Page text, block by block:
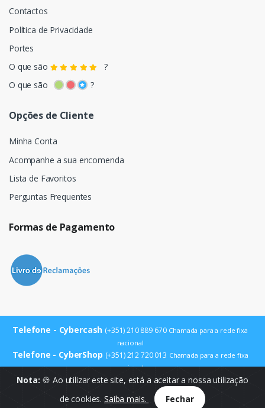
Contactos
Política de Privacidade
Portes
O que são
?
O que são
?
Opções de Cliente
Minha Conta
Acompanhe a sua encomenda
Lista de Favoritos
Perguntas Frequentes
Formas de Pagamento
Telefone - Cybercash (+351) 210 889 670 Chamada para a rede fixa
nacional
Telefone - CyberShop (+351) 212 720 013 Chamada para a rede fixa
nacional
E-mail info@cybercash.pt
© Cybercash
Nota: 🍪 Ao utilizar este site, está a aceitar a nossa utilização
de cookies. Saiba mais. Fechar